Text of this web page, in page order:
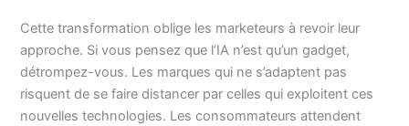
Cette transformation oblige les marketeurs à revoir leur
approche. Si vous pensez que l’IA n’est qu’un gadget,
détrompez-vous. Les marques qui ne s’adaptent pas
risquent de se faire distancer par celles qui exploitent ces
nouvelles technologies. Les consommateurs attendent